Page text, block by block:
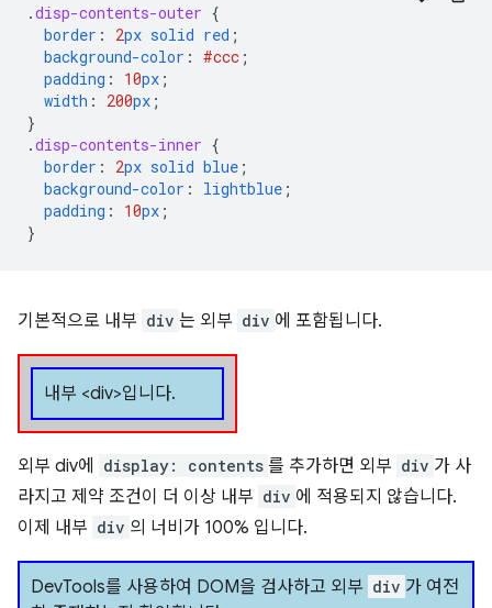
.disp-contents-outer {
border : 2px solid red ;
background-color : #ccc ;
padding : 10px ;
width : 200px ;
}
.disp-contents-inner {
border : 2px solid blue ;
background-color : lightblue ;
padding : 10px ;
}
기본적으로 내부 div 는 외부 div 에 포함됩니다.
내부 <div>입니다.
외부 div에 display: contents 를 추가하면 외부 div 가 사
라지고 제약 조건이 더 이상 내부 div 에 적용되지 않습니다.
이제 내부 div 의 너비가 100% 입니다.
DevTools를 사용하여 DOM을 검사하고 외부 div 가 여전